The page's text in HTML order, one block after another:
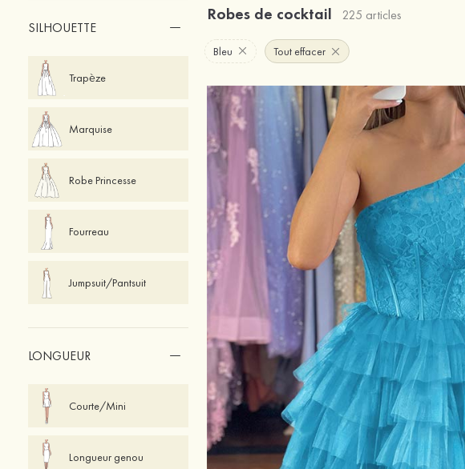
SILHOUETTE
Trapèze
Marquise
Robe Princesse
Fourreau
Jumpsuit/Pantsuit
LONGUEUR
Courte/Mini
Longueur genou
Robes de cocktail 225 articles
Bleu Tout effacer